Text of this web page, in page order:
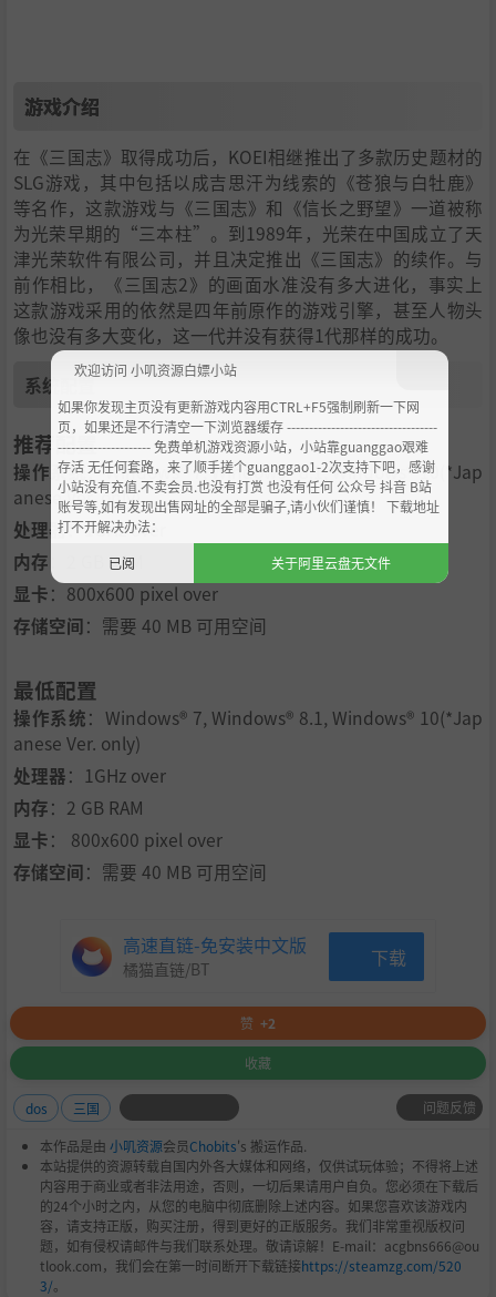
游戏介绍
在《三国志》取得成功后，KOEI相继推出了多款历史题材的
SLG游戏，其中包括以成吉思汗为线索的《苍狼与白牡鹿》
等名作，这款游戏与《三国志》和《信长之野望》一道被称
为光荣早期的“三本柱”。到1989年，光荣在中国成立了天
津光荣软件有限公司，并且决定推出《三国志》的续作。与
前作相比，《三国志2》的画面水准没有多大进化，事实上
这款游戏采用的依然是四年前原作的游戏引擎，甚至人物头
像也没有多大变化，这一代并没有获得1代那样的成功。
系统配置
推荐配置
操作系统：Windows® 7, Windows® 8.1, Windows® 10(*Jap
anese Ver. only)
处理器：1GHz over
内存
2 GB RAM
显卡： 800x600 pixel over
存储空间： 需要 40 MB 可用空间
最低配置
操作系统：Windows® 7, Windows® 8.1, Windows® 10(*Jap
anese Ver. only)
处理器： 1GHz over
内存： 2 GB RAM
显卡：
800x600 pixel over
存储空间： 需要 40 MB 可用空间
高速直链-免安装中文版
橘猫直链/BT 下载
赞 +2
收藏
dos 三国 问题反馈
本作品是由 小叽资源会员Chobits's 搬运作品.
本站提供的资源转载自国内外各大媒体和网络，仅供试玩体验；不得将上述
内容用于商业或者非法用途，否则，一切后果请用户自负。您必须在下载后
的24个小时之内，从您的电脑中彻底删除上述内容。如果您喜欢该游戏内
容，请支持正版，购买注册，得到更好的正版服务。我们非常重视版权问
题，如有侵权请邮件与我们联系处理。敬请谅解！E-mail：acgbns666@ou
tlook.com，我们会在第一时间断开下载链接https://steamzg.com/520
3/。
欢迎访问 小叽资源白嫖小站
如果你发现主页没有更新游戏内容用CTRL+F5强制刷新一下网
页，如果还是不行清空一下浏览器缓存 ----------------------------------
--------------------- 免费单机游戏资源小站，小站靠guanggao艰难
存活 无任何套路，来了顺手搓个guanggao1-2次支持下吧，感谢
小站没有充值.不卖会员.也没有打赏 也没有任何 公众号 抖音 B站
账号等,如有发现出售网址的全部是骗子,请小伙们谨慎！ 下载地址
打不开解决办法：
已阅
关于阿里云盘无文件